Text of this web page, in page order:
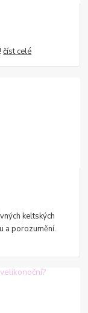
číst celé
keltských
a porozumění.